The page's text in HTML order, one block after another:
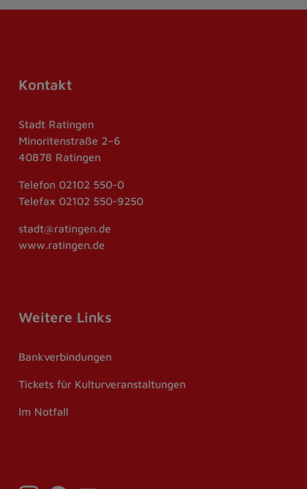
Kontakt
Stadt Ratingen
Minoritenstraße 2–6
40878 Ratingen
Telefon 02102 550-0
Telefax 02102 550-9250
stadt@ratingen.de
www.ratingen.de
Weitere Links
Bankverbindungen
Tickets für Kulturveranstaltungen
Im Notfall